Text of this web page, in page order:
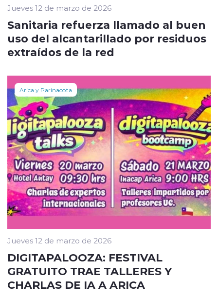
Jueves 12 de marzo de 2026
Sanitaria refuerza llamado al buen
uso del alcantarillado por residuos
extraídos de la red
Arica y Parinacota
Jueves 12 de marzo de 2026
DIGITAPALOOZA: FESTIVAL
GRATUITO TRAE TALLERES Y
CHARLAS DE IA A ARICA